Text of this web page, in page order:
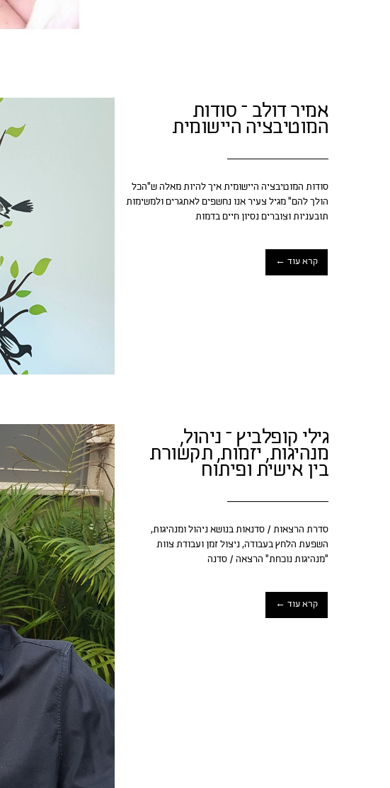
אמיר דולב – סודות
המוטיבציה היישומית
סודות המוטיבציה היישומית איך להיות מאלה ש"הכל
הולך להם" מגיל צעיר אנו נחשפים לאתגרים ולמשימות
תובעניות וצוברים נסיון חיים בדמות
קרא עוד ←
גילי קופלביץ – ניהול,
מנהיגות, יזמות, תקשורת
בין אישית ופיתוח
סדרת הרצאות / סדנאות בנושא ניהול ומנהיגות,
השפעת הלחץ בעבודה, ניצול זמן ועבודת צוות
"מנהיגות נוכחת" הרצאה / סדנה
קרא עוד ←